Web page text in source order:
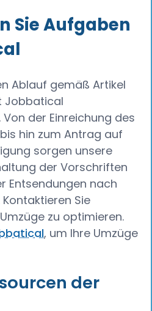
Sie Aufgaben
Ablauf gemäß Artikel
Jobbatical
der Einreichung des
hin zum Antrag auf
sorgen unsere
der Vorschriften
Entsendungen nach
Sie
zu optimieren.
, um Ihre Umzüge
der